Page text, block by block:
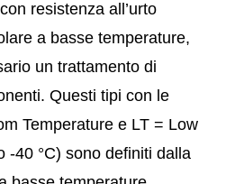
resistenza all’urto
a basse temperature,
un trattamento di
Questi tipi con le
Temperature e LT = Low
-40 °C) sono definiti dalla